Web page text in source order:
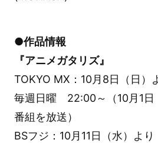
●作品情報
『アニメガタリズ』
TOKYO MX：10月8日（日）
毎週日曜 22:00～（10月1日
番組を放送）
BSフジ：10月11日（水）より